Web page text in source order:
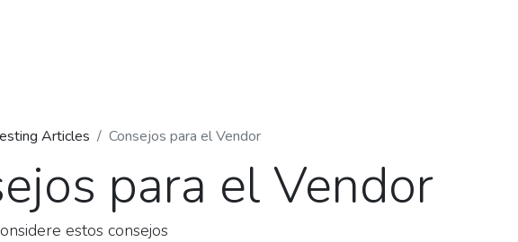
Articles Consejos para el Vendor
para el Vendor
estos consejos